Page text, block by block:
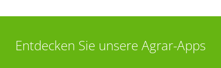
Entdecken Sie unsere Agrar-Apps